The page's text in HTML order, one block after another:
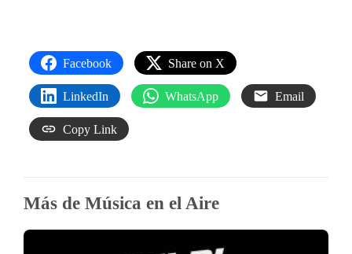
Facebook Share on X
LinkedIn WhatsApp Email
Copy Link
Más de Música en el Aire